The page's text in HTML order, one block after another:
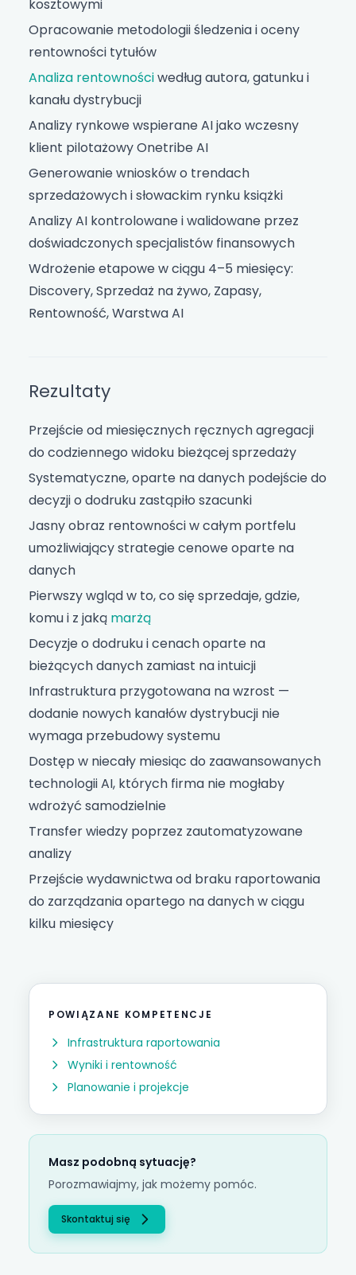
kosztowymi
Opracowanie metodologii śledzenia i oceny
rentowności tytułów
Analiza rentownościwedług autora, gatunku i
kanału dystrybucji
Analizy rynkowe wspierane AI jako wczesny
klient pilotażowy Onetribe AI
Generowanie wniosków o trendach
sprzedażowych i słowackim rynku książki
Analizy AI kontrolowane i walidowane przez
doświadczonych specjalistów finansowych
Wdrożenie etapowe w ciągu 4–5 miesięcy:
Discovery, Sprzedaż na żywo, Zapasy,
Rentowność, Warstwa AI
Rezultaty
Przejście od miesięcznych ręcznych agregacji
do codziennego widoku bieżącej sprzedaży
Systematyczne, oparte na danych podejście do
decyzji o dodruku zastąpiło szacunki
Jasny obraz rentowności w całym portfelu
umożliwiający strategie cenowe oparte na
danych
Pierwszy wgląd w to, co się sprzedaje, gdzie,
komu i z jaką marżą
Decyzje o dodruku i cenach oparte na
bieżących danych zamiast na intuicji
Infrastruktura przygotowana na wzrost —
dodanie nowych kanałów dystrybucji nie
wymaga przebudowy systemu
Dostęp w niecały miesiąc do zaawansowanych
technologii AI, których firma nie mogłaby
wdrożyć samodzielnie
Transfer wiedzy poprzez zautomatyzowane
analizy
Przejście wydawnictwa od braku raportowania
do zarządzania opartego na danych w ciągu
kilku miesięcy
POWIĄZANE KOMPETENCJE
Infrastruktura raportowania
Wyniki i rentowność
Planowanie i projekcje
Masz podobną sytuację?
Porozmawiajmy, jak możemy pomóc.
Skontaktuj się